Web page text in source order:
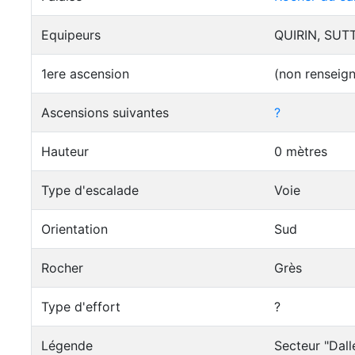
Equipeurs QUIRIN,
1ere ascension (non
Ascensions suivantes ?
Hauteur 0 mètres
Type d'escalade Voie
Orientation Sud
Rocher Grès
Type d'effort ?
Légende Secteur